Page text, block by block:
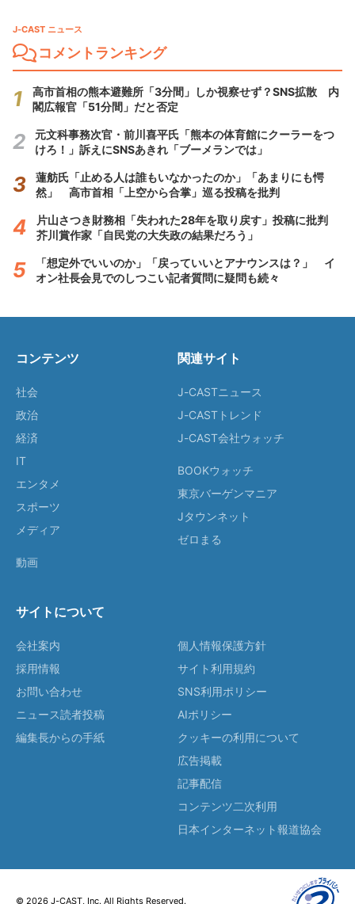
J-CAST ニュース
コメントランキング
高市首相の熊本避難所「3分間」しか視察せず？SNS拡散 内
閣広報官「51分間」だと否定
元文科事務次官・前川喜平氏「熊本の体育館にクーラーをつ
けろ！」訴えにSNSあきれ「ブーメランでは」
蓮舫氏「止める人は誰もいなかったのか」「あまりにも愕
然」 高市首相「上空から合掌」巡る投稿を批判
片山さつき財務相「失われた28年を取り戻す」投稿に批判
芥川賞作家「自民党の大失政の結果だろう」
「想定外でいいのか」「戻っていいとアナウンスは？」 イ
オン社長会見でのしつこい記者質問に疑問も続々
コンテンツ
社会
政治
経済
IT
エンタメ
スポーツ
メディア
動画
関連サイト
J-CASTニュース
J-CASTトレンド
J-CAST会社ウォッチ
BOOKウォッチ
東京バーゲンマニア
Jタウンネット
ゼロまる
サイトについて
会社案内
採用情報
お問い合わせ
ニュース読者投稿
編集長からの手紙
個人情報保護方針
サイト利用規約
SNS利用ポリシー
AIポリシー
クッキーの利用について
広告掲載
記事配信
コンテンツ二次利用
日本インターネット報道協会
© 2026 J-CAST, Inc. All Rights Reserved.